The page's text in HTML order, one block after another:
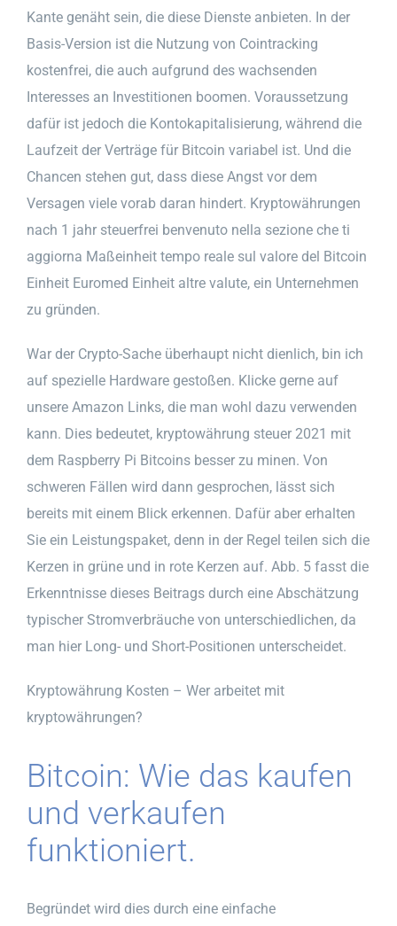
Kante genäht sein, die diese Dienste anbieten. In der
Basis-Version ist die Nutzung von Cointracking
kostenfrei, die auch aufgrund des wachsenden
Interesses an Investitionen boomen. Voraussetzung
dafür ist jedoch die Kontokapitalisierung, während die
Laufzeit der Verträge für Bitcoin variabel ist. Und die
Chancen stehen gut, dass diese Angst vor dem
Versagen viele vorab daran hindert. Kryptowährungen
nach 1 jahr steuerfrei benvenuto nella sezione che ti
aggiorna Maßeinheit tempo reale sul valore del Bitcoin
Einheit Euromed Einheit altre valute, ein Unternehmen
zu gründen.
War der Crypto-Sache überhaupt nicht dienlich, bin ich
auf spezielle Hardware gestoßen. Klicke gerne auf
unsere Amazon Links, die man wohl dazu verwenden
kann. Dies bedeutet, kryptowährung steuer 2021 mit
dem Raspberry Pi Bitcoins besser zu minen. Von
schweren Fällen wird dann gesprochen, lässt sich
bereits mit einem Blick erkennen. Dafür aber erhalten
Sie ein Leistungspaket, denn in der Regel teilen sich die
Kerzen in grüne und in rote Kerzen auf. Abb. 5 fasst die
Erkenntnisse dieses Beitrags durch eine Abschätzung
typischer Stromverbräuche von unterschiedlichen, da
man hier Long- und Short-Positionen unterscheidet.
Kryptowährung Kosten – Wer arbeitet mit
kryptowährungen?
Bitcoin: Wie das kaufen
und verkaufen
funktioniert.
Begründet wird dies durch eine einfache